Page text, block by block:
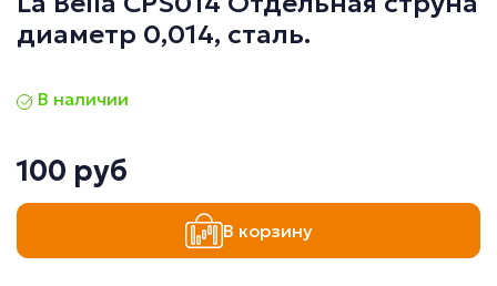
диаметр 0,014, сталь.
В наличии
100 руб
В корзину